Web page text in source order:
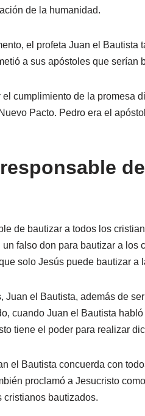
de la humanidad.
el profeta Juan el
a sus apóstoles que serían
cumplimiento de la promesa
Pacto. Pedro era el
de bautizar a todos los
falso don para bautizar a
solo Jesús puede bautizar a
Juan el Bautista, además de
cuando Juan el Bautista
tiene el poder para realizar
el Bautista concuerda con
proclamó a Jesucristo
cristianos bautizados.